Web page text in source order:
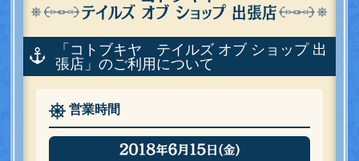
「コトブキヤ テイルズ オブ ショップ 出
張店」のご利用について
営業時間